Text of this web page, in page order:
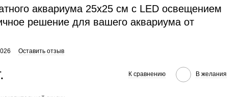
аквариума 25x25 см с LED освещением
решение для вашего аквариума от
Оставить отзыв
К сравнению В желания